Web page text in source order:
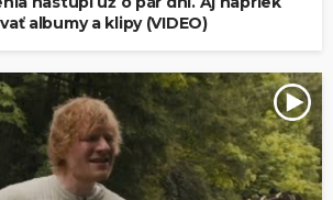
albumy a klipy (VIDEO)